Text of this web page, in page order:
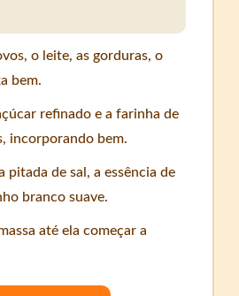
o leite, as gorduras, o
bem.
refinado e a farinha de
incorporando bem.
pitada de sal, a essência de
branco suave.
até ela começar a